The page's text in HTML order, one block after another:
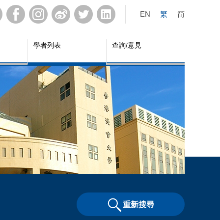
EN 繁 简
學者列表 查詢/意見
重新搜尋